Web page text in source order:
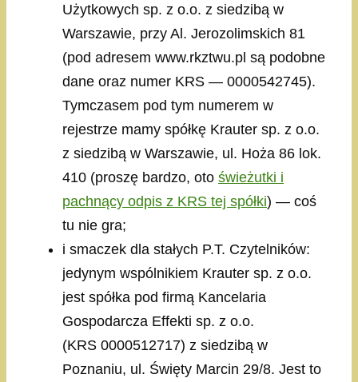
Użytkowych sp. z o.o. z siedzibą w
Warszawie, przy Al. Jerozolimskich 81
(pod adresem www.rkztwu.pl są podobne
dane oraz numer KRS — 0000542745).
Tymczasem pod tym numerem w
rejestrze mamy spółkę Krauter sp. z o.o.
z siedzibą w Warszawie, ul. Hoża 86 lok.
410 (proszę bardzo, oto świeżutki i
pachnący odpis z KRS tej spółki) — coś
tu nie gra;
i smaczek dla stałych P.T. Czytelników:
jedynym wspólnikiem Krauter sp. z o.o.
jest spółka pod firmą Kancelaria
Gospodarcza Effekti sp. z o.o.
(KRS 0000512717) z siedzibą w
Poznaniu, ul. Święty Marcin 29/8. Jest to